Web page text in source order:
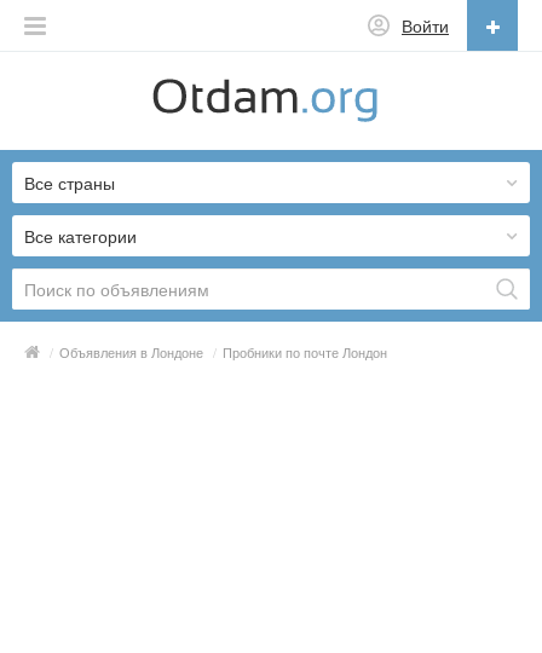
Войти
English
Русский
Українська
Все категории
Все страны
/ Объявления в Лондоне / Пробники по почте Лондон